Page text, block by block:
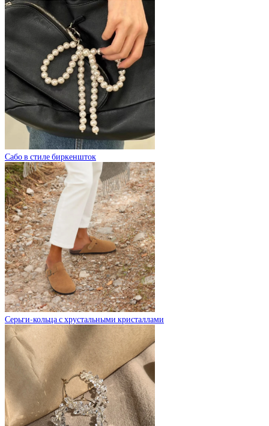
Сабо в стиле биркеншток
Серьги-кольца с хрустальными кристаллами